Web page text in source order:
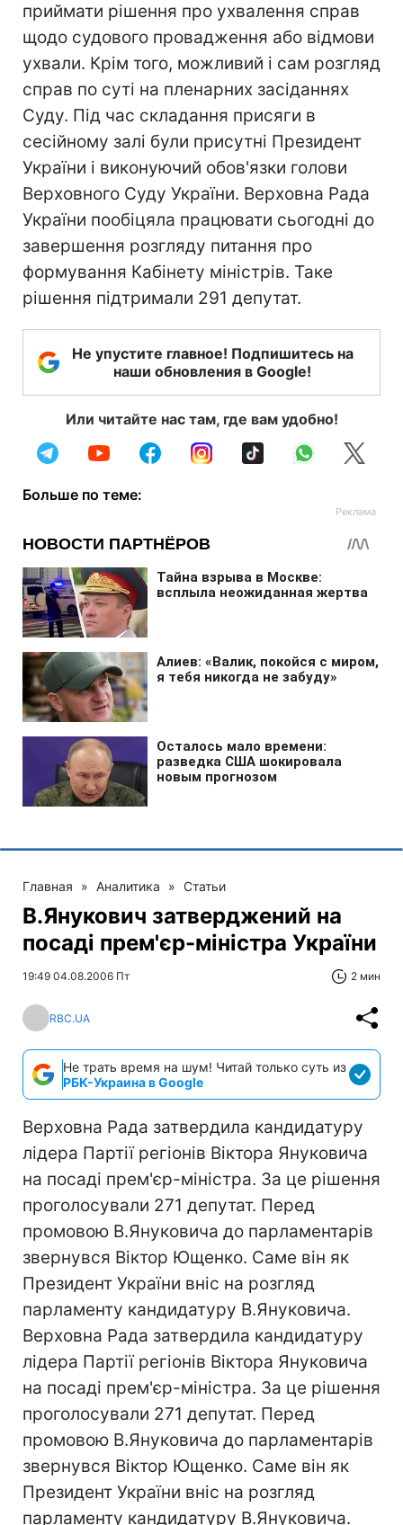
приймати рішення про ухвалення справ
щодо судового провадження або відмови
ухвали. Крім того, можливий і сам розгляд
справ по суті на пленарних засіданнях
Суду. Під час складання присяги в
сесійному залі були присутні Президент
України і виконуючий обов'язки голови
Верховного Суду України. Верховна Рада
України пообіцяла працювати сьогодні до
завершення розгляду питання про
формування Кабінету міністрів. Таке
рішення підтримали 291 депутат.
Не упустите главное! Подпишитесь на
наши обновления в Google!
Или читайте нас там, где вам удобно!
Больше по теме:
Главная » Аналитика » Статьи
В.Янукович затверджений на
посаді прем'єр-міністра України
19:49 04.08.2006 Пт 2 мин
RBC.UA
Не трать время на шум! Читай только суть из
РБК-Украина в Google
Верховна Рада затвердила кандидатуру
лідера Партії регіонів Віктора Януковича
на посаді прем'єр-міністра. За це рішення
проголосували 271 депутат. Перед
промовою В.Януковича до парламентарів
звернувся Віктор Ющенко. Саме він як
Президент України вніс на розгляд
парламенту кандидатуру В.Януковича.
Верховна Рада затвердила кандидатуру
лідера Партії регіонів Віктора Януковича
на посаді прем'єр-міністра. За це рішення
проголосували 271 депутат. Перед
промовою В.Януковича до парламентарів
звернувся Віктор Ющенко. Саме він як
Президент України вніс на розгляд
парламенту кандидатуру В.Януковича.